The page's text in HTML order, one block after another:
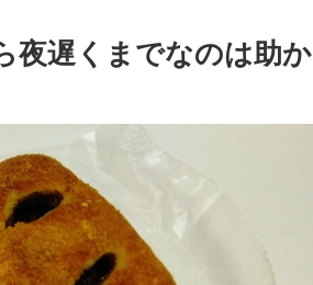
夜遅くまでなのは助か